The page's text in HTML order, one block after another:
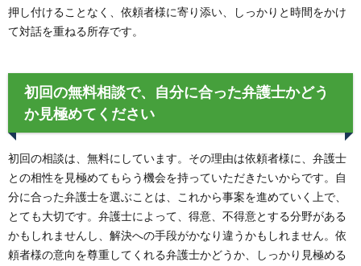
押し付けることなく、依頼者様に寄り添い、しっかりと時間をかけ
て対話を重ねる所存です。
初回の無料相談で、自分に合った弁護士かどう
か見極めてください
初回の相談は、無料にしています。その理由は依頼者様に、弁護士
との相性を見極めてもらう機会を持っていただきたいからです。自
分に合った弁護士を選ぶことは、これから事案を進めていく上で、
とても大切です。弁護士によって、得意、不得意とする分野がある
かもしれませんし、解決への手段がかなり違うかもしれません。依
頼者様の意向を尊重してくれる弁護士かどうか、しっかり見極める